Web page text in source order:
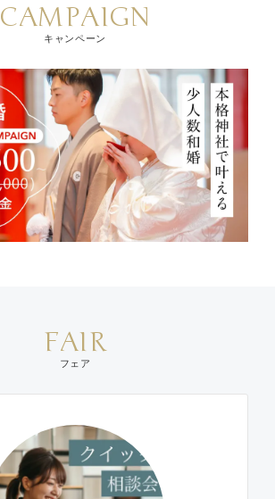
CAMPAIGN
キャンペーン
FAIR
フェア